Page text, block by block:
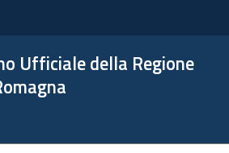
Ufficiale della Regione